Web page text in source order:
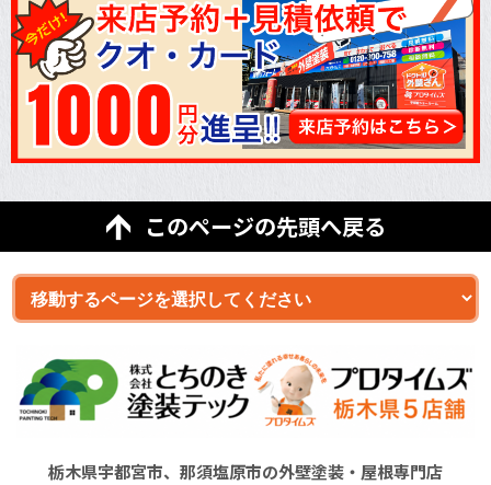
このページの先頭へ戻る
栃木県宇都宮市、那須塩原市の外壁塗装・屋根専門店